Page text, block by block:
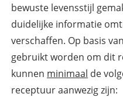
bewuste levensstijl
duidelijke informatie
verschaffen. Op basis
gebruikt worden om dit
kunnen minimaal de
receptuur aanwezig zijn: